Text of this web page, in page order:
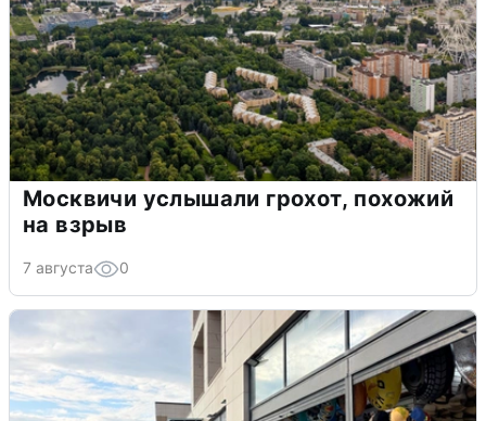
Москвичи услышали грохот, похожий
на взрыв
7 августа 0